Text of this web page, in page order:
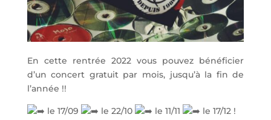
En cette rentrée 2022 vous pouvez bénéficier
d’un concert gratuit par mois, jusqu’à la fin de
l’année !!
le 17/09 le 22/10 le 11/11 le 17/12 !